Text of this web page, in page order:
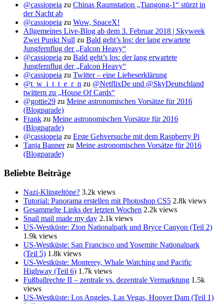
@cassiopeia zu Chinas Raumstation „Tiangong-1“ stürzt in
der Nacht ab
@cassiopeia zu Wow, SpaceX!
Allgemeines Live-Blog ab dem 3. Februar 2018 | Skyweek
Zwei Punkt Null zu Bald geht’s los: der lang erwartete
Jungfernflug der „Falcon Heavy“
@cassiopeia zu Bald geht’s los: der lang erwartete
Jungfernflug der „Falcon Heavy“
@cassiopeia zu Twitter – eine Liebeserklärung
@t_w_i_t_t_e_r_n zu @NetflixDe und @SkyDeutschland
twittern zu „House Of Cards“
@gottie29 zu Meine astronomischen Vorsätze für 2016
(Blogparade)
Frank zu Meine astronomischen Vorsätze für 2016
(Blogparade)
@cassiopeia zu Erste Gehversuche mit dem Raspberry Pi
Tanja Bannerzu Meine astronomischen Vorsätze für 2016
(Blogparade)
Beliebte Beiträge
Nazi-Klingeltöne? 3.2k views
Tutorial: Panorama erstellen mit Photoshop CS5 2.8k views
Gesammelte Links der letzten Wochen 2.2k views
Snail mail made my day 2.1k views
US-Westküste: Zion Nationalpark und Bryce Canyon (Teil 2)
1.9k views
US-Westküste: San Francisco und Yosemite Nationalpark
(Teil 5) 1.8k views
US-Westküste: Monterey, Whale Watching und Pacific
Highway (Teil 6) 1.7k views
Fußballrechte II – zentrale vs. dezentrale Vermarktung 1.5k
views
US-Westküste: Los Angeles, Las Vegas, Hoover Dam (Teil 1)